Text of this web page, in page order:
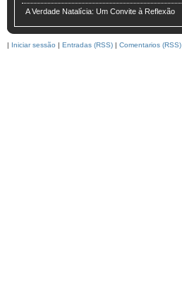
A Verdade Natalícia: Um Convite à Reflexão
| Iniciar sessão | Entradas (RSS) | Comentarios (RSS)